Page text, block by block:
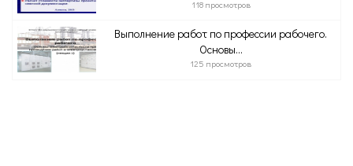
118 просмотров
Выполнение работ по профессии рабочего.
Основы...
125 просмотров